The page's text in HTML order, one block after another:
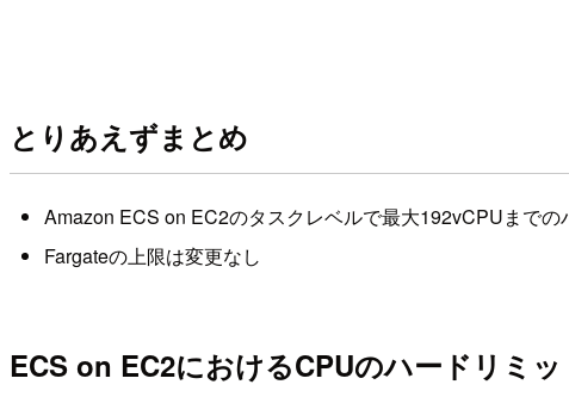
とりあえずまとめ
Amazon ECS on EC2のタスクレベルで最大192vCPUまで
Fargateの上限は変更なし
ECS on EC2におけるCPUのハードリミ